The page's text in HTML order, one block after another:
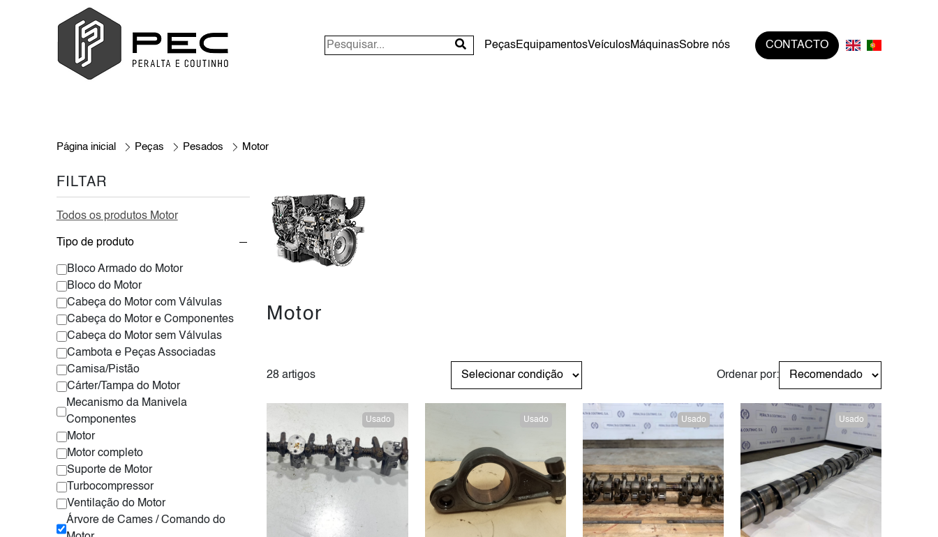
PeçasEquipamentosVeículosMáquinasSobre nós CONTACTO
Página inicial Peças Pesados Motor
FILTAR
Todos os produtos Motor
Tipo de produto
Bloco Armado do Motor
Bloco do Motor
Cabeça do Motor com Válvulas
Cabeça do Motor e Componentes
Cabeça do Motor sem Válvulas
Cambota e Peças Associadas
Camisa/Pistão
Cárter/Tampa do Motor
Mecanismo da Manivela
Componentes
Motor
Motor completo
Suporte de Motor
Turbocompressor
Ventilação do Motor
Árvore de Cames / Comando do
Motor
28 artigos Ordenar por:
Usado Usado Usado Usado